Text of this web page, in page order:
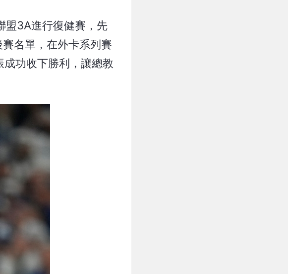
盟3A進行復健賽，先
名單，在外卡系列賽
功收下勝利，讓總教